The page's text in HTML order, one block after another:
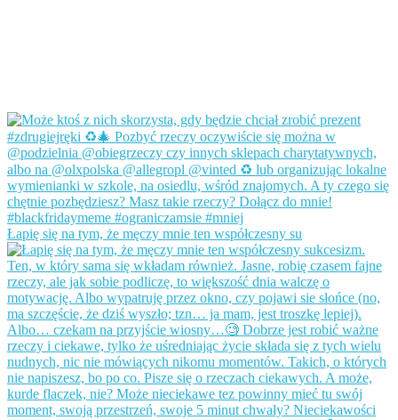
Łapię się na tym, że męczy mnie ten współczesny su